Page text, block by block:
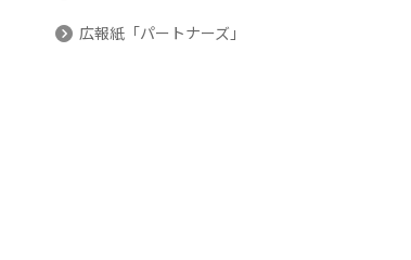
広報紙「パートナーズ」